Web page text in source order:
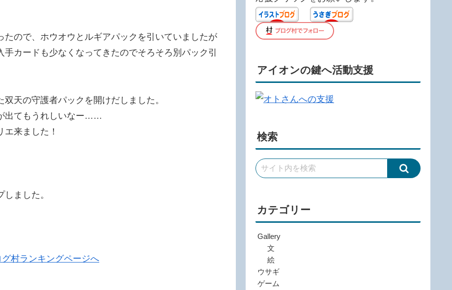
ので、ホウオウとルギアパックを引いていましたが
カードも少なくなってきたのでそろそろ別パック引
天の守護者パックを開けだしました。
出てもうれしいなー……
来ました！
ました。
アイオンの鍵へ活動支援
検索
カテゴリー
Gallery
文
絵
ウサギ
ゲーム